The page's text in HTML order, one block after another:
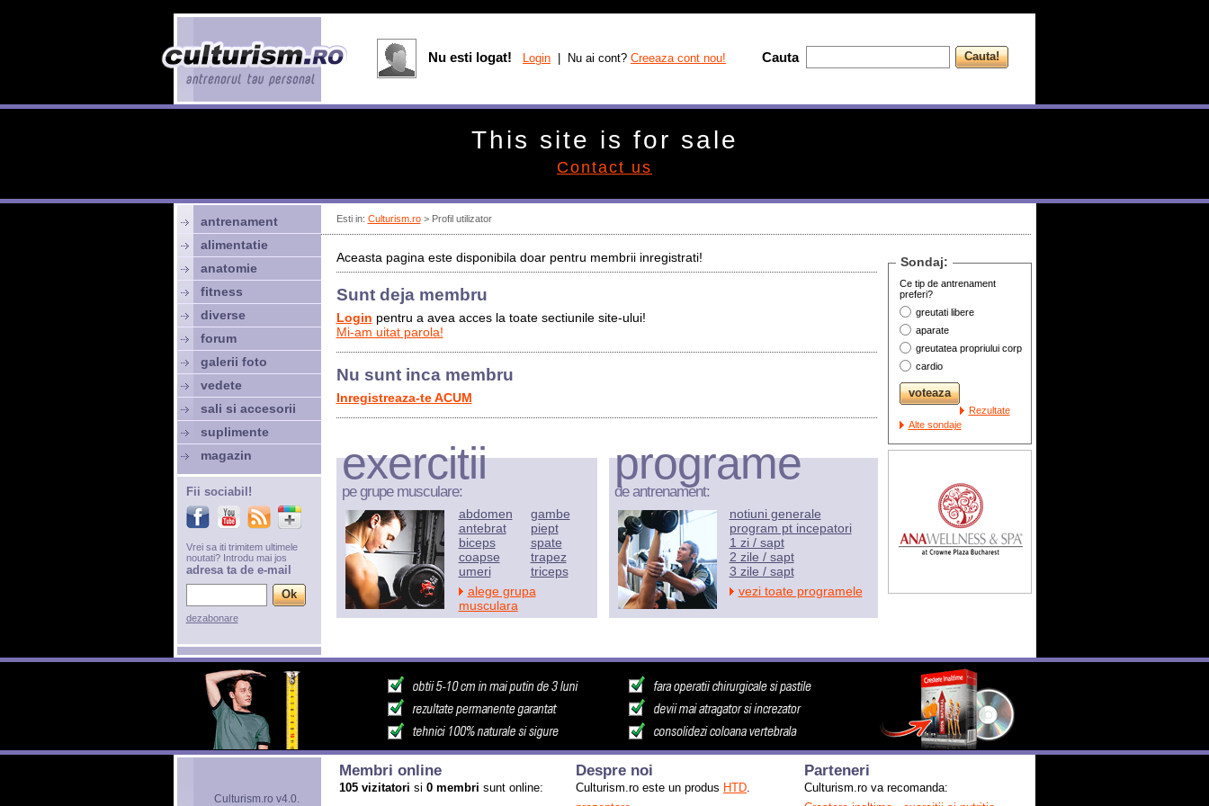
Esti in: Culturism.ro> Profil utilizator
Aceasta pagina este disponibila doar pentru membrii inregistrati!
Sunt deja membru
Login pentru a avea acces la toate sectiunile site-ului!
Mi-am uitat parola!
Nu sunt inca membru
Inregistreaza-te ACUM
Sondaj:
Ce tip de antrenament
preferi?
greutati libere
aparate
greutatea propriului corp
cardio
Rezultate
Alte sondaje
exercitii
pe grupe musculare:
abdomen
antebrat
biceps
coapse
umeri
gambe
piept
spate
trapez
triceps
alege grupa
musculara
programe
de antrenament:
notiuni generale
program pt incepatori
1 zi / sapt
2 zile / sapt
3 zile / sapt
vezi toate programele
antrenament
alimentatie
anatomie
fitness
diverse
forum
galerii foto
vedete
sali si accesorii
suplimente
magazin
Fii sociabil!
Vrei sa iti trimitem ultimele
noutati? Introdu mai jos
adresa ta de e-mail
dezabonare
Culturism.ro v4.0.
Membri online
105 vizitatori si 0 membri sunt online:
Despre noi
Culturism.ro este un produs HTD.
Parteneri
Culturism.ro va recomanda:
Nu esti logat! Login | Nu ai cont? Creeaza cont nou! Cauta
This site is for sale
Contact us